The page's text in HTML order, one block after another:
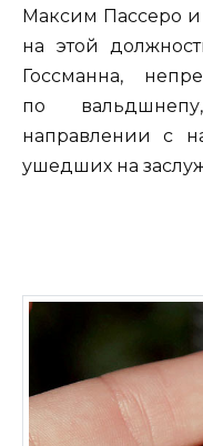
Максим Пассеро
на этой
Госсманна,
по
направлении с
ушедших на